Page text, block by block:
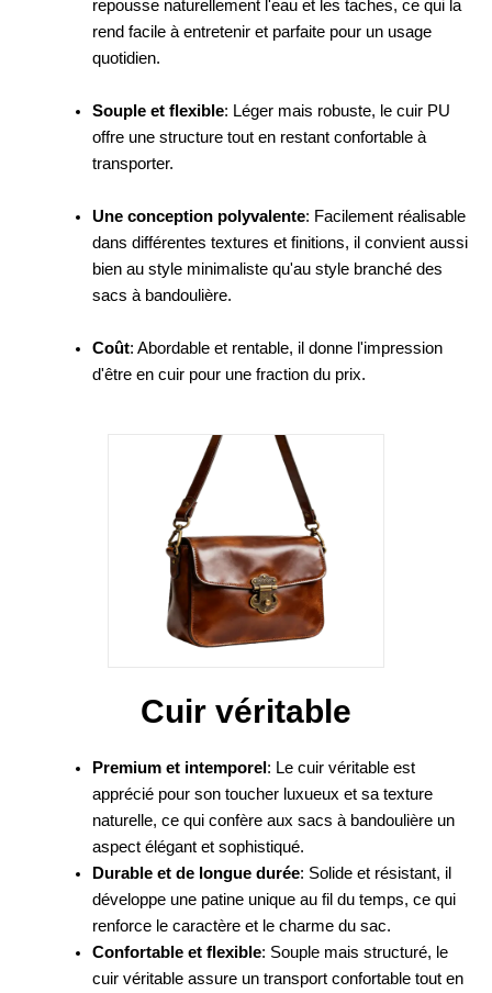
repousse naturellement l'eau et les taches, ce qui la
rend facile à entretenir et parfaite pour un usage
quotidien.
Souple et flexible: Léger mais robuste, le cuir PU
offre une structure tout en restant confortable à
transporter.
Une conception polyvalente: Facilement réalisable
dans différentes textures et finitions, il convient aussi
bien au style minimaliste qu'au style branché des
sacs à bandoulière.
Coût: Abordable et rentable, il donne l'impression
d'être en cuir pour une fraction du prix.
Cuir véritable
Premium et intemporel : Le cuir véritable est
apprécié pour son toucher luxueux et sa texture
naturelle, ce qui confère aux sacs à bandoulière un
aspect élégant et sophistiqué.
Durable et de longue durée: Solide et résistant, il
développe une patine unique au fil du temps, ce qui
renforce le caractère et le charme du sac.
Confortable et flexible: Souple mais structuré, le
cuir véritable assure un transport confortable tout en